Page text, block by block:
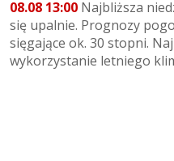
08.08 13:00 Najbliższa
się upalnie. Prognozy
sięgające ok. 30 stopni.
wykorzystanie letniego